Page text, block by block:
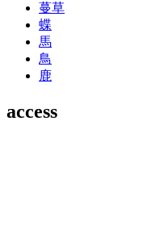
蔓草
蝶
馬
鳥
鹿
access